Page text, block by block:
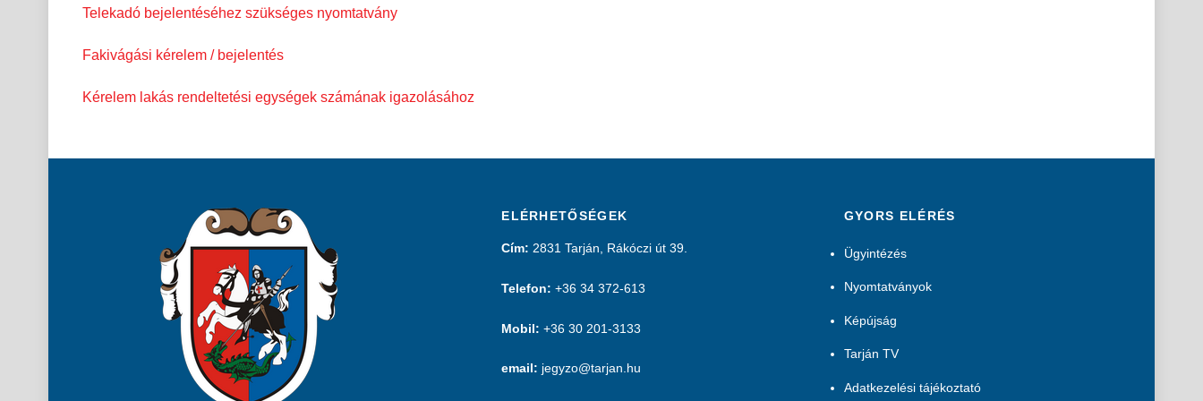
Telekadó bejelentéséhez szükséges nyomtatvány
Fakivágási kérelem / bejelentés
Kérelem lakás rendeltetési egységek számának igazolásához
ELÉRHETŐSÉGEK
Cím: 2831 Tarján, Rákóczi út 39.
Telefon: +36 34 372-613
Mobil:+36 30 201-3133
email: jegyzo@tarjan.hu
GYORS ELÉRÉS
Ügyintézés
Nyomtatványok
Képújság
Tarján TV
Adatkezelési tájékoztató